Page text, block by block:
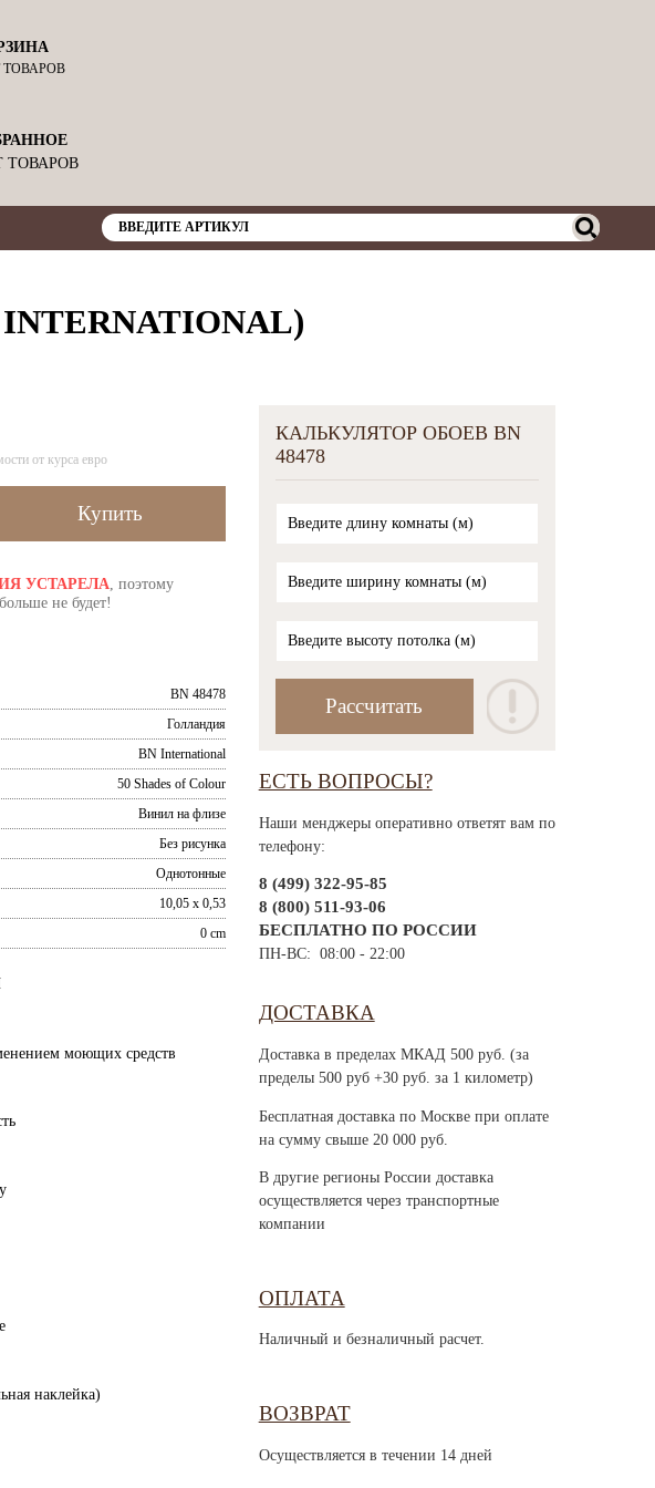
ТОВАРОВ
ТОВАРОВ
от курса евро
УСТАРЕЛА, поэтому
не будет!
BN 48478
Голландия
BN International
50 Shades of Colour
Винил на флизе
Без рисунка
Однотонные
10,05 x 0,53
0 cm
моющих средств
наклейка)
КАЛЬКУЛЯТОР ОБОЕВ BN
48478
ЕСТЬ ВОПРОСЫ?
Наши менджеры оперативно ответят вам по
телефону:
8 (499) 322-95-85
8 (800) 511-93-06
БЕСПЛАТНО ПО РОССИИ
ПН-ВС: 08:00 - 22:00
ДОСТАВКА
Доставка в пределах МКАД 500 руб. (за
пределы 500 руб +30 руб. за 1 километр)
Бесплатная доставка по Москве при оплате
на сумму свыше 20 000 руб.
В другие регионы России доставка
осуществляется через транспортные
компании
ОПЛАТА
Наличный и безналичный расчет.
ВОЗВРАТ
Осуществляется в течении 14 дней